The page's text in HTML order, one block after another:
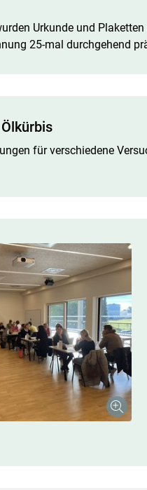
Urkunde und
25-mal durchgehend
für verschiedene